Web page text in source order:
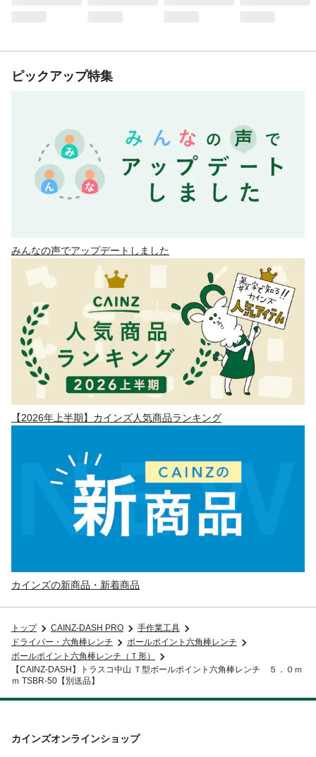
ピックアップ特集
みんなの声でアップデートしました
【2026年上半期】カインズ人気商品ランキング
カインズの新商品・新着商品
トップ CAINZ-DASH PRO
手作業工具
ドライバー・六角棒レンチ
ボールポイント六角棒レンチ
ボールポイント六角棒レンチ（Ｔ形）
【CAINZ-DASH】トラスコ中山 Ｔ型ボールポイント六角棒レンチ ５．０ｍ
ｍ TSBR-50【別送品】
カインズオンラインショップ